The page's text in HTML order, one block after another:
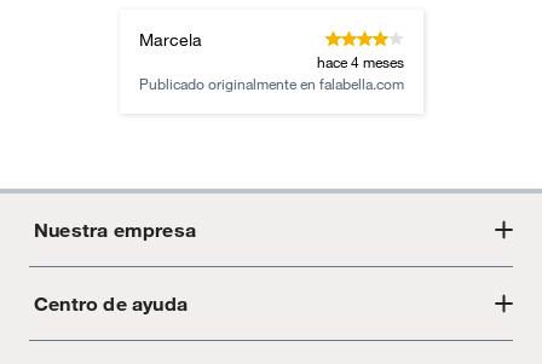
Marcela
hace 4 meses
Publicado originalmente en falabella.com
Nuestra empresa
Acerca de Crate
Centro de ayuda